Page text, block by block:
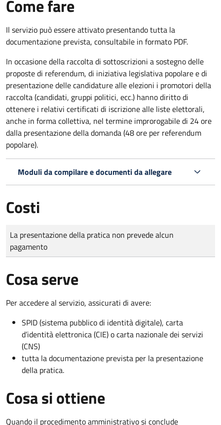
Come fare
Il servizio può essere attivato presentando tutta la
documentazione prevista, consultabile in formato PDF.
In occasione della raccolta di sottoscrizioni a sostegno delle
proposte di referendum, di iniziativa legislativa popolare e di
presentazione delle candidature alle elezioni i promotori della
raccolta (candidati, gruppi politici, ecc.) hanno diritto di
ottenere i relativi certificati di iscrizione alle liste elettorali,
anche in forma collettiva, nel termine improrogabile di 24 ore
dalla presentazione della domanda (48 ore per referendum
popolare).
Moduli da compilare e documenti da allegare
Costi
Tipo di pagamento
Importo
La presentazione della pratica non prevede alcun
pagamento
Cosa serve
Per accedere al servizio, assicurati di avere:
SPID (sistema pubblico di identità digitale), carta
d’identità elettronica (CIE) o carta nazionale dei servizi
(CNS)
tutta la documentazione prevista per la presentazione
della pratica.
Cosa si ottiene
Quando il procedimento amministrativo si conclude